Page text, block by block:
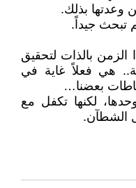
وعدتها بذلك.
تبحث جيداً.
الزمن بالذات لتحقيق
هي فعلاً غاية في
بعضنا…
لكنها تكفل مع
الشطآن.